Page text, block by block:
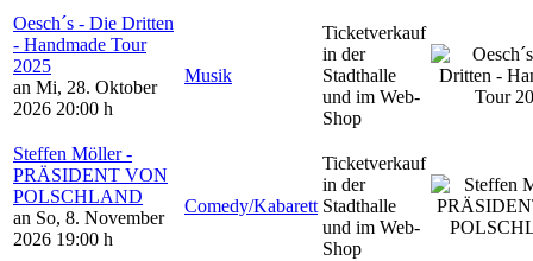
Oesch´s - Die Dritten
- Handmade Tour
2025
an Mi, 28. Oktober
2026 20:00 h
Musik
Ticketverkauf
in der
Stadthalle
und im Web-
Shop
Steffen Möller -
PRÄSIDENT VON
POLSCHLAND
an So, 8. November
2026 19:00 h
Comedy/Kabarett
Ticketverkauf
in der
Stadthalle
und im Web-
Shop